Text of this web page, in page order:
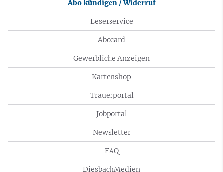
Abo kündigen / Widerruf
Leserservice
Abocard
Gewerbliche Anzeigen
Kartenshop
Trauerportal
Jobportal
Newsletter
FAQ
DiesbachMedien